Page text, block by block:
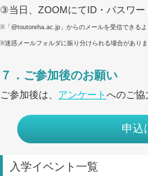
③当日、ZOOMにてID・パスワ
※「@toutoreha.ac.jp」からのメールを受信できる
※迷惑メールフォルダに振り分けられる場合があり
７．ご参加後のお願い
ご参加後は、 アンケートへのご協
申込
入学イベント一覧